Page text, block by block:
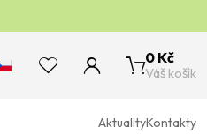
0 Kč
Váš košík
AktualityKontakty